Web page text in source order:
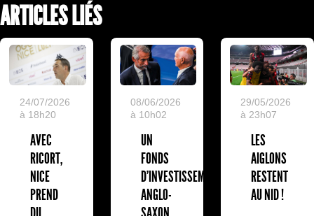
ARTICLES LIÉS
24/07/2026
à 18h20
AVEC
RICORT,
NICE
PREND
08/06/2026
à 10h02
UN
FONDS
D'INVESTISSEMENT
ANGLO-
29/05/2026
à 23h07
LES
AIGLONS
RESTENT
AU NID !